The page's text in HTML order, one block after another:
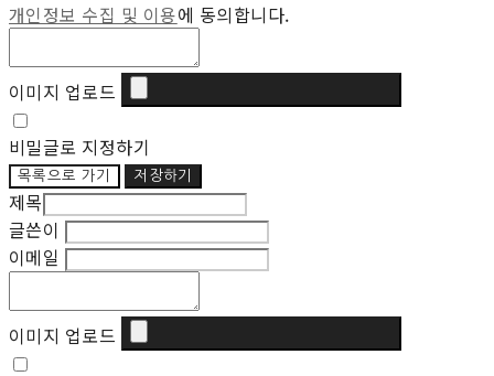
개인정보 수집 및 이용에 동의합니다.
이미지 업로드
비밀글로 지정하기
목록으로 가기 저장하기
제목
글쓴이
이메일
이미지 업로드